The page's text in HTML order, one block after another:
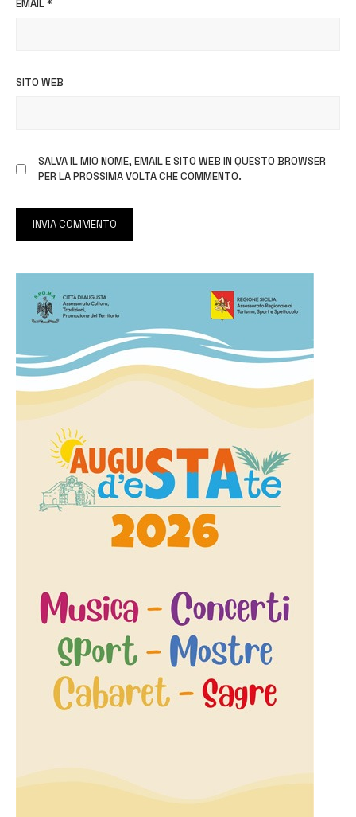
EMAIL*
SITO WEB
SALVA IL MIO NOME, EMAIL E SITO WEB IN QUESTO BROWSER
PER LA PROSSIMA VOLTA CHE COMMENTO.